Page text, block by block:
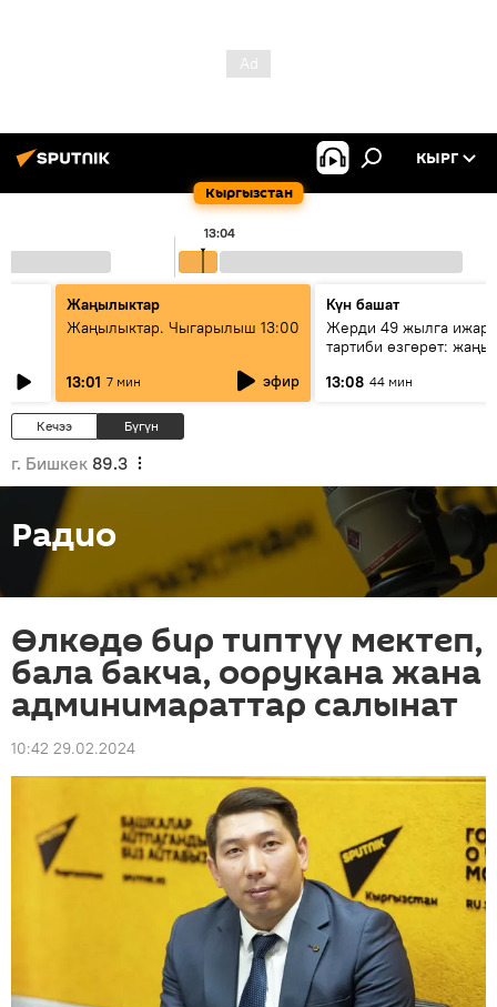
Кыргызстан
КЫРГ
13:04
Жаңылыктар
Жаңылыктар. Чыгарылыш 13:00
13:01 7 мин эфир
Күн башат
Жерди 49 жылга
тартиби өзгөрөт: жаңы
13:08 44 мин
Кечээ Бүгүн
г. Бишкек 89.3
Радио
Өлкөдө бир типтүү мектеп,
бала бакча, оорукана жана
админимараттар салынат
10:42 29.02.2024